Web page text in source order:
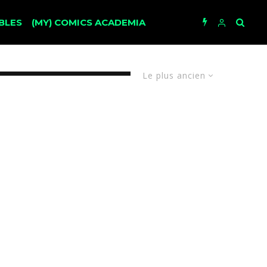
(MY) COMICS ACADEMIA
Le plus ancien